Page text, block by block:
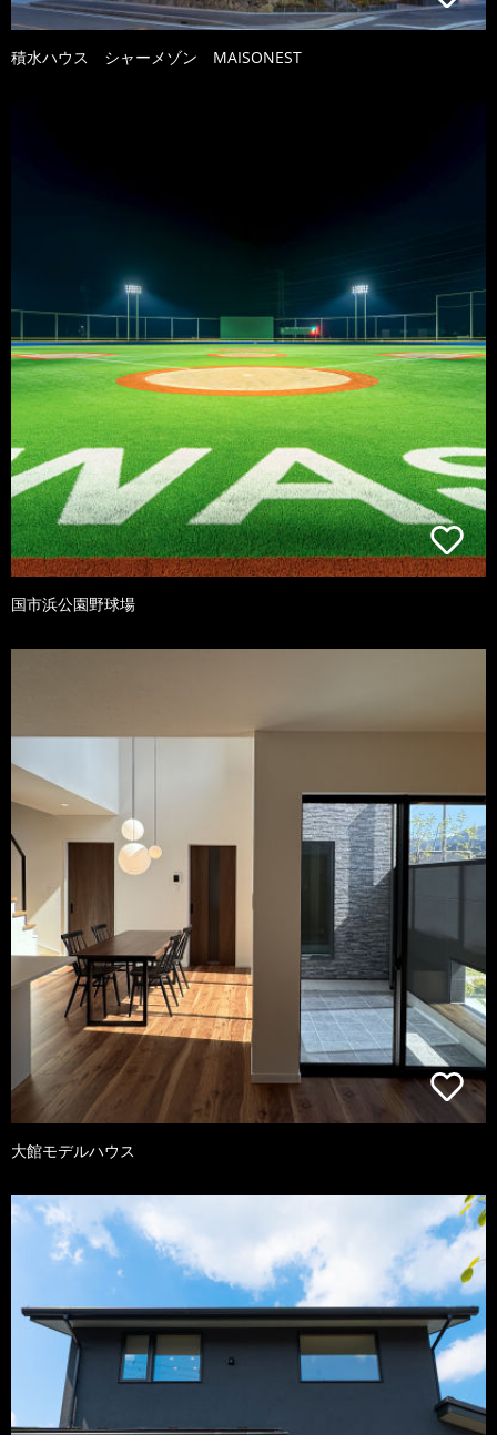
積水ハウス シャーメゾン MAISONEST
国市浜公園野球場
大館モデルハウス